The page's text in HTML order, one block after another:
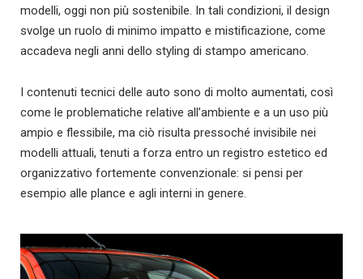
modelli, oggi non più sostenibile. In tali condizioni, il design
svolge un ruolo di minimo impatto e mistificazione, come
accadeva negli anni dello styling di stampo americano.
I contenuti tecnici delle auto sono di molto aumentati, così
come le problematiche relative all’ambiente e a un uso più
ampio e flessibile, ma ciò risulta pressoché invisibile nei
modelli attuali, tenuti a forza entro un registro estetico ed
organizzativo fortemente convenzionale: si pensi per
esempio alle plance e agli interni in genere.